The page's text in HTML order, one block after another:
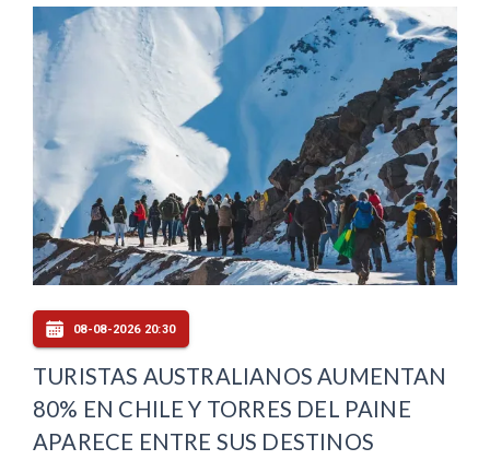
08-08-2026 20:30
TURISTAS AUSTRALIANOS AUMENTAN
80% EN CHILE Y TORRES DEL PAINE
APARECE ENTRE SUS DESTINOS